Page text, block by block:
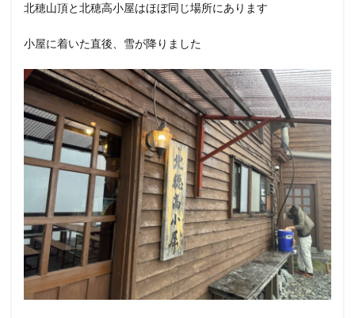
北穂山頂と北穂高小屋はほぼ同じ場所にあります
小屋に着いた直後、雪が降りました